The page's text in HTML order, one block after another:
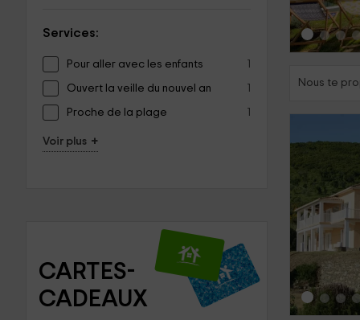
Services:
Pour aller avec les enfants 1
Ouvert la veille du nouvel an 1
Proche de la plage 1
Voir plus +
CARTES-
CADEAUX
Nous te
‹